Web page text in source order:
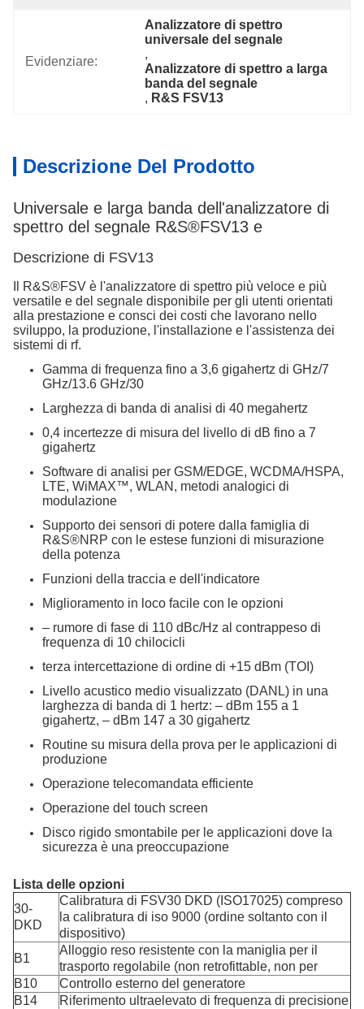
Evidenziare:
Analizzatore di spettro
universale del segnale
,
Analizzatore di spettro a larga
banda del segnale
, R&S FSV13
Descrizione Del Prodotto
Universale e larga banda dell'analizzatore di
spettro del segnale R&S®FSV13 e
Descrizione di FSV13
Il R&S®FSV è l'analizzatore di spettro più veloce e più
versatile e del segnale disponibile per gli utenti orientati
alla prestazione e consci dei costi che lavorano nello
sviluppo, la produzione, l'installazione e l'assistenza dei
sistemi di rf.
Gamma di frequenza fino a 3,6 gigahertz di GHz/7
GHz/13.6 GHz/30
Larghezza di banda di analisi di 40 megahertz
0,4 incertezze di misura del livello di dB fino a 7
gigahertz
Software di analisi per GSM/EDGE, WCDMA/HSPA,
LTE, WiMAX™, WLAN, metodi analogici di
modulazione
Supporto dei sensori di potere dalla famiglia di
R&S®NRP con le estese funzioni di misurazione
della potenza
Funzioni della traccia e dell'indicatore
Miglioramento in loco facile con le opzioni
– rumore di fase di 110 dBc/Hz al contrappeso di
frequenza di 10 chilocicli
terza intercettazione di ordine di +15 dBm (TOI)
Livello acustico medio visualizzato (DANL) in una
larghezza di banda di 1 hertz: – dBm 155 a 1
gigahertz, – dBm 147 a 30 gigahertz
Routine su misura della prova per le applicazioni di
produzione
Operazione telecomandata efficiente
Operazione del touch screen
Disco rigido smontabile per le applicazioni dove la
sicurezza è una preoccupazione
Lista delle opzioni
30-
DKD
Calibratura di FSV30 DKD (ISO17025) compreso
la calibratura di iso 9000 (ordine soltanto con il
dispositivo)
B1
Alloggio reso resistente con la maniglia per il
trasporto regolabile (non retrofittable, non per
B10
Controllo esterno del generatore
B14
Riferimento ultraelevato di frequenza di precisione